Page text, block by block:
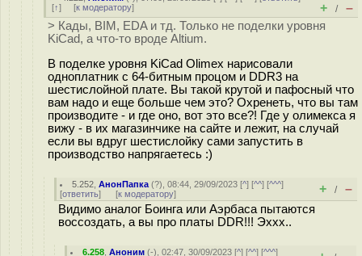
[↑] [к модератору] + / –
> Кады, BIM, EDA и тд. Только не поделки уровня
KiCad, а что-то вроде Altium.
В поделке уровня KiCad Olimex нарисовали
одноплатник с 64-битным процом и DDR3 на
шестислойной плате. Вы такой крутой и пафосный что
вам надо и еще больше чем это? Охренеть, что вы там
производите - и где оно, вот это все?! Где у олимекса я
вижу - в их магазинчике на сайте и лежит, на случай
если вы вдруг шестислойку сами запустить в
производство напрягаетесь :)
5.252 ,АнонПапка (?), 08:44, 29/09/2023 [^] [^^] [^^^]
[ответить] [к модератору] + / –
Видимо аналог Боинга или Аэрбаса пытаются
воссоздать, а вы про платы DDR!!! Эххх..
6.258 ,Аноним (-), 02:47, 30/09/2023 [^] [^^] [^^^]